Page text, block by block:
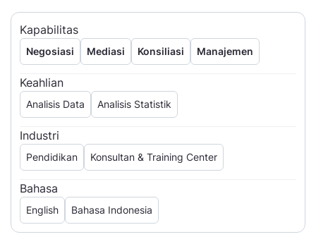
Kapabilitas
Negosiasi Mediasi Konsiliasi Manajemen
Keahlian
Analisis Data Analisis Statistik
Industri
Pendidikan Konsultan & Training Center
Bahasa
English Bahasa Indonesia